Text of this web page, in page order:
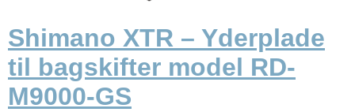
Shimano XTR – Yderplade
til bagskifter model RD-
M9000-GS